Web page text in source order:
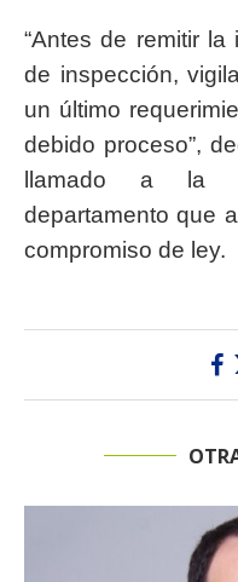
“Antes de remitir
de inspección,
un último
debido proceso”,
llamado a la
departamento que
compromiso de ley.